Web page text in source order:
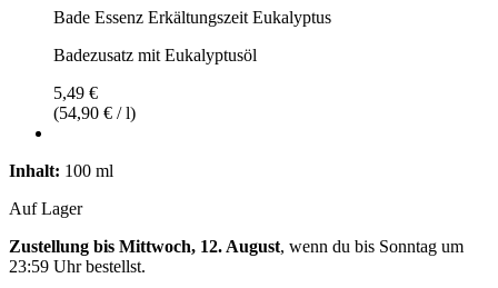
Bade Essenz Erkältungszeit Eukalyptus
Badezusatz mit Eukalyptusöl
5,49 €
(54,90 € / l)
Inhalt: 100 ml
Auf Lager
Zustellung bis Mittwoch, 12. August, wenn du bis Sonntag um
23:59 Uhrbestellst.